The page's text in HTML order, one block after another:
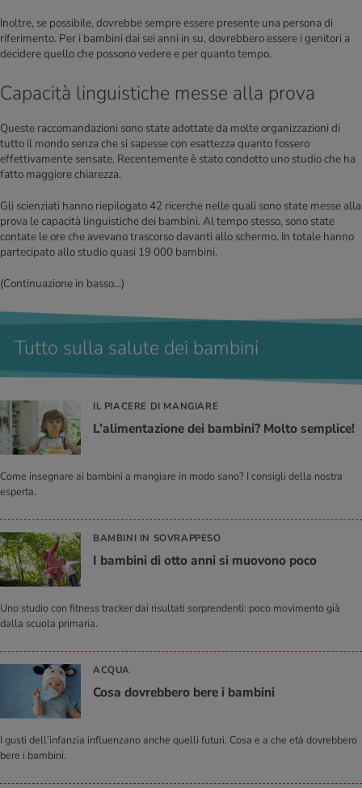
Inoltre, se possibile, dovrebbe sempre essere presente una persona di
riferimento. Per i bambini dai sei anni in su, dovrebbero essere i genitori a
decidere quello che possono vedere e per quanto tempo.
Capacità linguistiche messe alla prova
Queste raccomandazioni sono state adottate da molte organizzazioni di
tutto il mondo senza che si sapesse con esattezza quanto fossero
effettivamente sensate. Recentemente è stato condotto uno studio che ha
fatto maggiore chiarezza.
Gli scienziati hanno riepilogato 42 ricerche nelle quali sono state messe alla
prova le capacità linguistiche dei bambini. Al tempo stesso, sono state
contate le ore che avevano trascorso davanti allo schermo. In totale hanno
partecipato allo studio quasi 19 000 bambini.
(Continuazione in basso...)
Tutto sulla salute dei bambini
IL PIACERE DI MANGIARE
L’a­li­men­ta­zio­ne dei bam­bi­ni? Molto sem­pli­ce!
Come insegnare ai bambini a mangiare in modo sano? I consigli della nostra
esperta.
BAMBINI IN SOVRAPPESO
I bam­bi­ni di otto anni si muo­vo­no poco
Uno studio con fitness tracker dai risultati sorprendenti: poco movimento già
dalla scuola primaria.
ACQUA
Cosa do­vreb­be­ro bere i bam­bi­ni
I gusti dell’infanzia influenzano anche quelli futuri. Cosa e a che età dovrebbero
bere i bambini.